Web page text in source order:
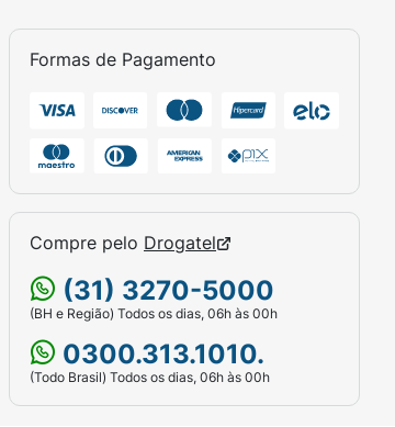
Formas de Pagamento
Compre pelo Drogatel
(31) 3270-5000
(BH e Região) Todos os dias, 06h às 00h
0300.313.1010.
(Todo Brasil) Todos os dias, 06h às 00h